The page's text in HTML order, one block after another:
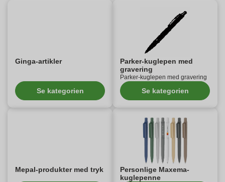
Ginga-artikler
Se kategorien
Parker-kuglepen med
gravering
Parker-kuglepen med gravering
Se kategorien
Mepal-produkter med tryk
Personlige Maxema-
kuglepenne